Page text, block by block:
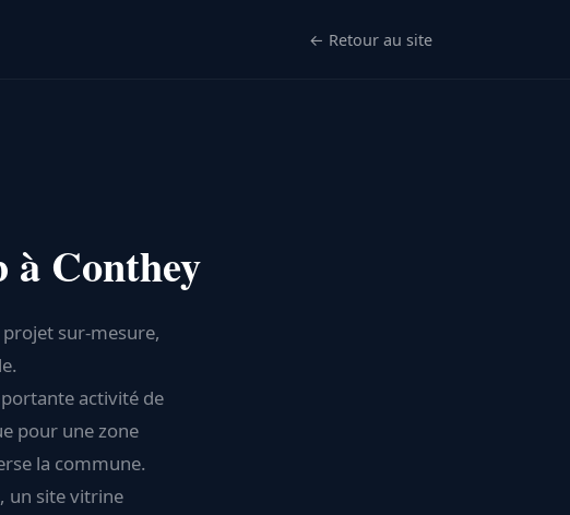
← Retour au site
à Conthey
sur-mesure,
activité de
pour une zone
la commune.
un site vitrine